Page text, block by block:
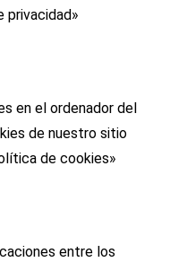
privacidad»
en el ordenador del
de nuestro sitio
de cookies»
entre los